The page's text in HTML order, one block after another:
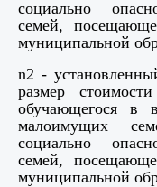
социально
семей,
муниципальной
n2 -
размер
обучающегося в
малоимущих
социально
семей,
муниципальной